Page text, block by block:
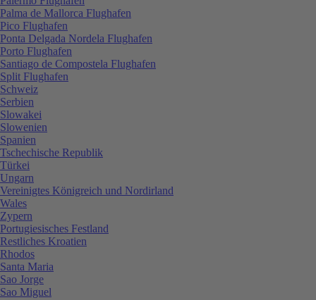
Palma de Mallorca Flughafen
Pico Flughafen
Ponta Delgada Nordela Flughafen
Porto Flughafen
Santiago de Compostela Flughafen
Split Flughafen
Schweiz
Serbien
Slowakei
Slowenien
Spanien
Tschechische Republik
Türkei
Ungarn
Vereinigtes Königreich und Nordirland
Wales
Zypern
Portugiesisches Festland
Restliches Kroatien
Rhodos
Santa Maria
Sao Jorge
Sao Miguel